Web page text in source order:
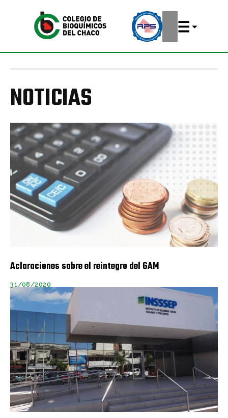
NOTICIAS
Aclaraciones sobre el reintegro del GAM
31/08/2020